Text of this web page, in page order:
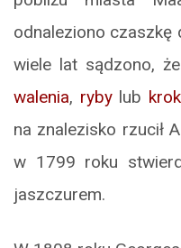
odnaleziono czaszkę
wiele lat sądzono,
walenia, rybylub
na znalezisko rzucił
w 1799 roku
jaszczurem.